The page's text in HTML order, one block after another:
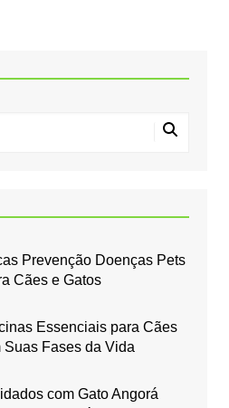
Prevenção Doenças Pets
Cães e Gatos
Essenciais para Cães
Suas Fases da Vida
com Gato Angorá